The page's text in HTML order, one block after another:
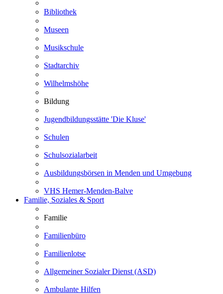
Bibliothek
Museen
Musikschule
Stadtarchiv
Wilhelmshöhe
Bildung
Jugendbildungsstätte 'Die Kluse'
Schulen
Schulsozialarbeit
Ausbildungsbörsen in Menden und Umgebung
VHS Hemer-Menden-Balve
Familie, Soziales & Sport
Familie
Familienbüro
Familienlotse
Allgemeiner Sozialer Dienst (ASD)
Ambulante Hilfen